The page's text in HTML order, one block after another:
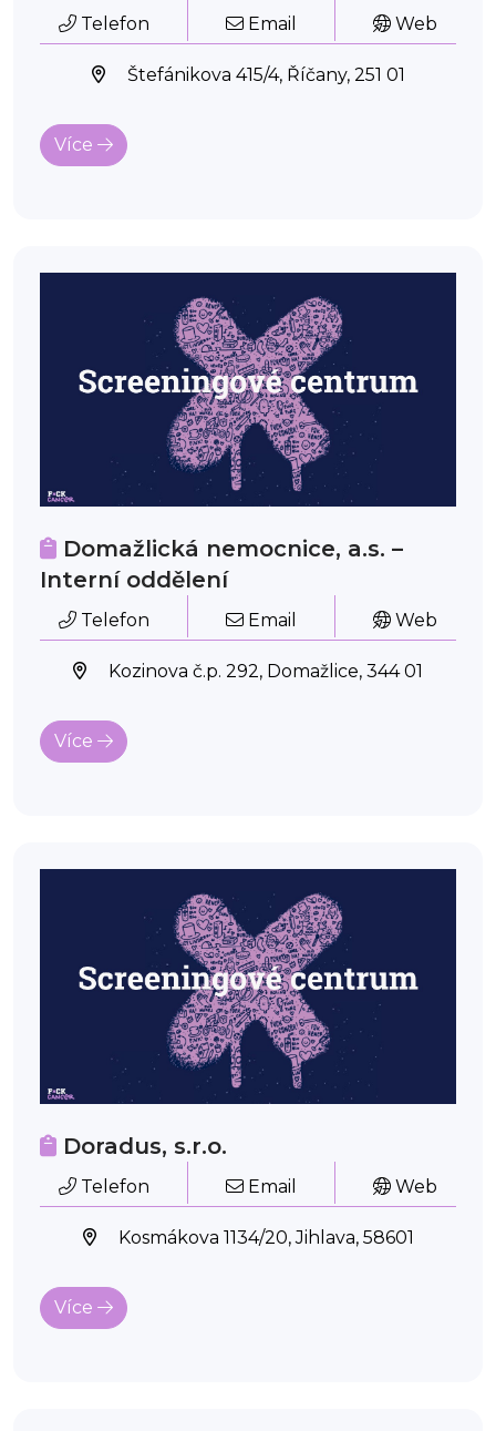
Telefon Email Web
Štefánikova 415/4, Říčany, 251 01
Více
Domažlická nemocnice, a.s. –
Interní oddělení
Telefon Email Web
Kozinova č.p. 292, Domažlice, 344 01
Více
Doradus, s.r.o.
Telefon Email Web
Kosmákova 1134/20, Jihlava, 58601
Více